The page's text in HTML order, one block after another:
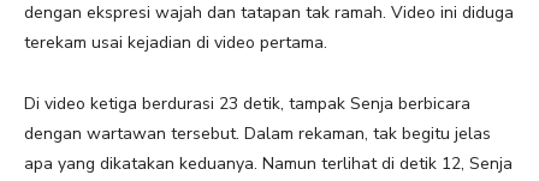
dengan ekspresi wajah dan tatapan tak ramah. Video ini diduga
terekam usai kejadian di video pertama.
Di video ketiga berdurasi 23 detik, tampak Senja berbicara
dengan wartawan tersebut. Dalam rekaman, tak begitu jelas
apa yang dikatakan keduanya. Namun terlihat di detik 12, Senja